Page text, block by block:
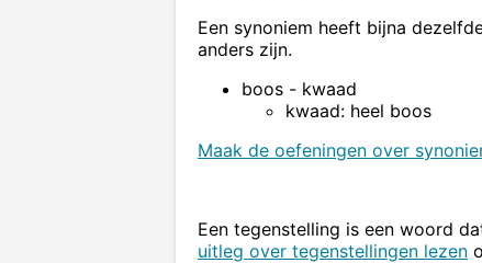
Een synoniem heeft bijna
anders zijn.
boos - kwaad
kwaad: heel boos
Maak de oefeningen over
Een tegenstelling is een woord
uitleg over tegenstellingen lezen